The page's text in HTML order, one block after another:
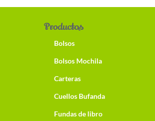
Productos
Bolsos
Bolsos Mochila
Carteras
Cuellos Bufanda
Fundas de libro